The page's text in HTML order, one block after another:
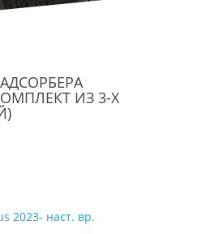
ИЗ 3-Х
2023- наст. вр.